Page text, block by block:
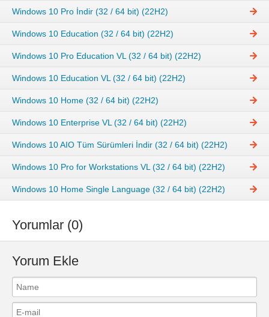
Windows 10 Pro İndir (32 / 64 bit) (22H2)
Windows 10 Education (32 / 64 bit) (22H2)
Windows 10 Pro Education VL (32 / 64 bit) (22H2)
Windows 10 Education VL (32 / 64 bit) (22H2)
Windows 10 Home (32 / 64 bit) (22H2)
Windows 10 Enterprise VL (32 / 64 bit) (22H2)
Windows 10 AIO Tüm Sürümleri İndir (32 / 64 bit) (22H2)
Windows 10 Pro for Workstations VL (32 / 64 bit) (22H2)
Windows 10 Home Single Language (32 / 64 bit) (22H2)
Yorumlar (0)
Yorum Ekle